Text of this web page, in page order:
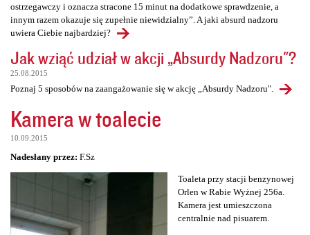
ostrzegawczy i oznacza stracone 15 minut na dodatkowe sprawdzenie, a
innym razem okazuje się zupełnie niewidzialny”. A jaki absurd nadzoru
uwiera Ciebie najbardziej?
Jak wziąć udział w akcji „Absurdy Nadzoru"?
25.08.2015
Poznaj 5 sposobów na zaangażowanie się w akcję „Absurdy Nadzoru".
Kamera w toalecie
10.09.2015
Nadesłany przez: F.Sz
Toaleta przy stacji benzynowej
Orlen w Rabie Wyżnej 256a.
Kamera jest umieszczona
centralnie nad pisuarem.